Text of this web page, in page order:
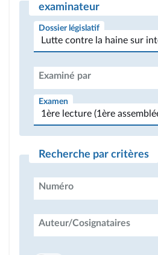
examinateur
Dossier législatif
Examiné par
Examen
Recherche par critères
Numéro
Auteur/Cosignataires